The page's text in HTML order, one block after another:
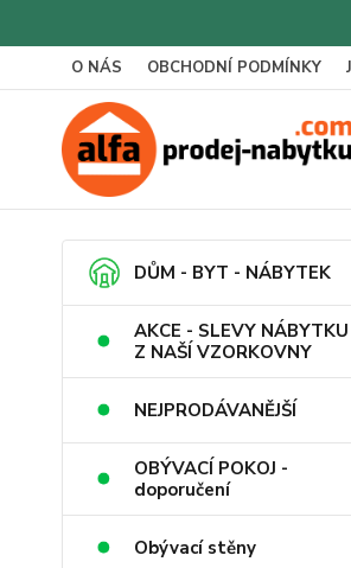
O NÁS OBCHODNÍ PODMÍNKY
DŮM - BYT - NÁBYTEK
AKCE - SLEVY NÁBYTKU
Z NAŠÍ VZORKOVNY
NEJPRODÁVANĚJŠÍ
OBÝVACÍ POKOJ -
doporučení
Obývací stěny